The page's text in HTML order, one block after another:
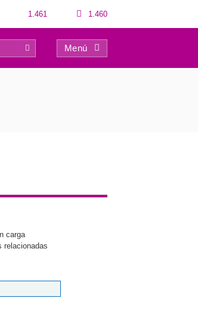
1.461 1.460
Menú
carga
relacionadas